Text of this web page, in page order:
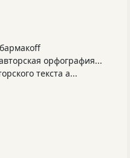
орфография...
текста а...